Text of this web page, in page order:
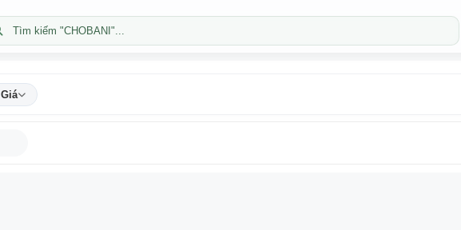
Tìm kiếm "CHOBANI"...
Giá